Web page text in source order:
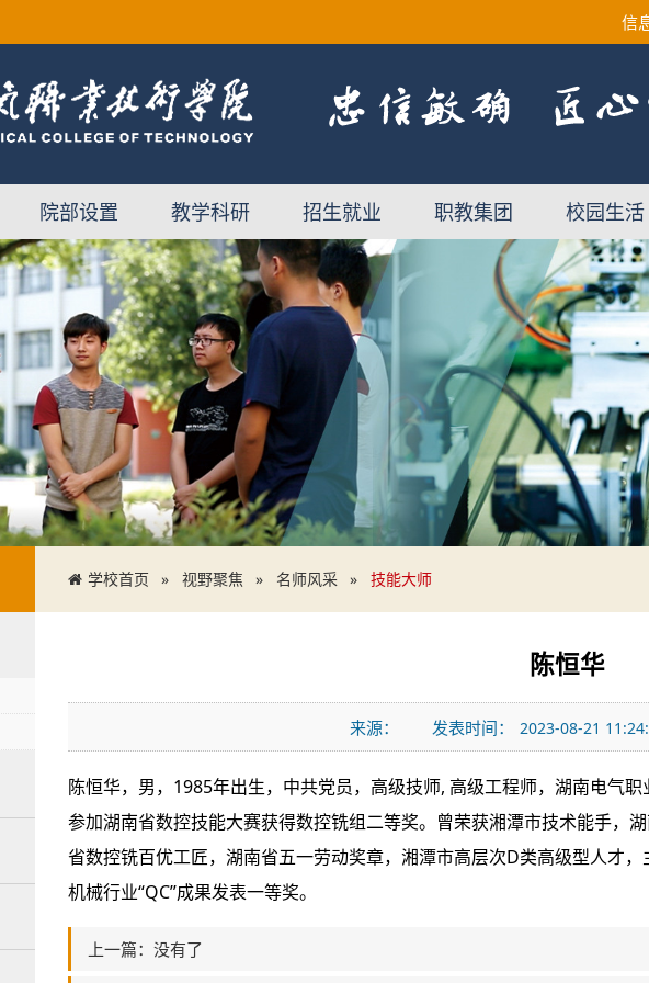
信
院部设置 教学科研 招生就业 职教集团 校园生活
学校首页 视野聚焦 名师风采 技能大师
陈恒华
来源： 发表时间： 2023-08-21
陈恒华，男，1985年出生，中共党员，高级技师, 高级工程师，湖南电气
参加湖南省数控技能大赛获得数控铣组二等奖。曾荣获湘潭市技术能手，
省数控铣百优工匠，湖南省五一劳动奖章，湘潭市高层次D类高级型人才
机械行业“QC”成果发表一等奖。
上一篇：没有了